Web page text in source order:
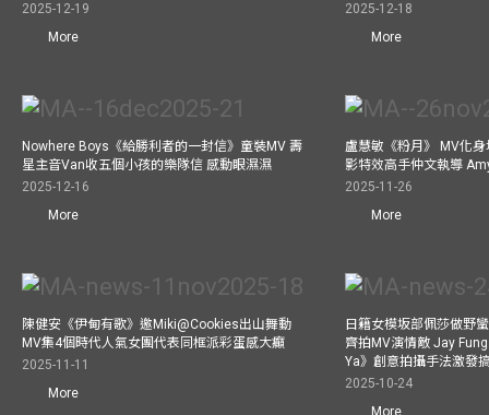
2025-12-19
More
2025-12-18
More
Nowhere Boys《給勝利者的一封信》童裝MV 壽
星主音Van收五個小孩的樂隊信 感動眼濕濕
2025-12-16
More
盧慧敏《粉月》 MV化
影特效高手仲文執導
2025-11-26
More
陳健安《伊甸有歌》邀Miki@Cookies出山舞動
MV集4個時代人氣女團代表同框派彩蛋感大癲
2025-11-11
More
日籍女模坂部佩莎做野
齊拍MV演情敵 Jay
Ya》創意拍攝手法激發
2025-10-24
More